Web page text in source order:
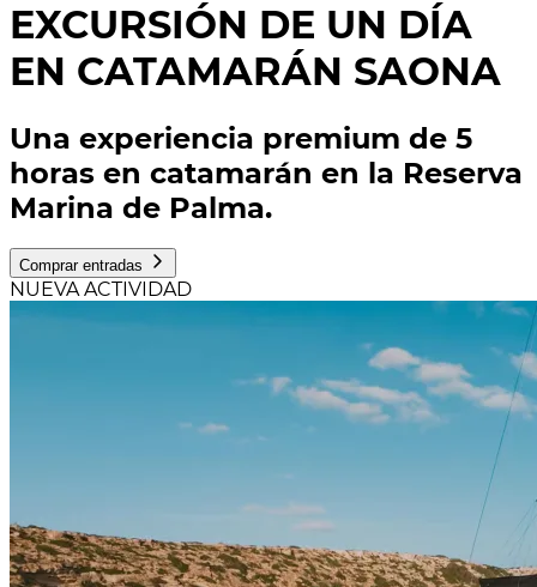
EXCURSIÓN DE UN DÍA
EN CATAMARÁN SAONA
Una experiencia premium de 5
horas en catamarán en la Reserva
Marina de Palma.
Comprar entradas
NUEVA ACTIVIDAD